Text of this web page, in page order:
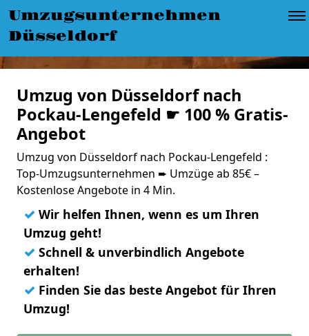
Umzugsunternehmen
Düsseldorf
Umzug von Düsseldorf nach
Pockau-Lengefeld ☛ 100 % Gratis-
Angebot
Umzug von Düsseldorf nach Pockau-Lengefeld :
Top-Umzugsunternehmen ➨ Umzüge ab 85€ –
Kostenlose Angebote in 4 Min.
✓ Wir helfen Ihnen, wenn es um Ihren
Umzug geht!
✓ Schnell & unverbindlich Angebote
erhalten!
✓ Finden Sie das beste Angebot für Ihren
Umzug!